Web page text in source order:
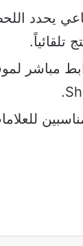
يحدد
تلقائياً.
مباشر